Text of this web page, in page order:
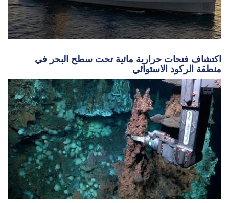
اكتشاف فتحات حرارية مائية تحت سطح البحر في
منطقة الركود الاستوائي